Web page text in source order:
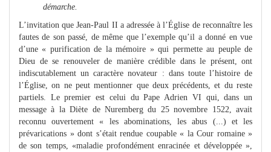
démarche.
L’invitation que Jean-Paul II a adressée à l’Église de reconnaître les
fautes de son passé, de même que l’exemple qu’il a donné en vue
d’une « purification de la mémoire » qui permette au peuple de
Dieu de se renouveler de manière crédible dans le présent, ont
indiscutablement un caractère novateur : dans toute l’histoire de
l’Église, on ne peut mentionner que deux précédents, et du reste
partiels. Le premier est celui du Pape Adrien VI qui, dans un
message à la Diète de Nuremberg du 25 novembre 1522, avait
reconnu ouvertement « les abominations, les abus (...) et les
prévarications » dont s’était rendue coupable « la Cour romaine »
de son temps, «maladie profondément enracinée et développée »,